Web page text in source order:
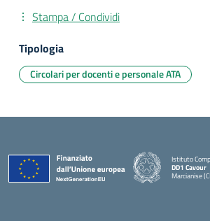
Stampa / Condividi
Tipologia
Circolari per docenti e personale ATA
Istituto
DD1 Cavour
Marcianise